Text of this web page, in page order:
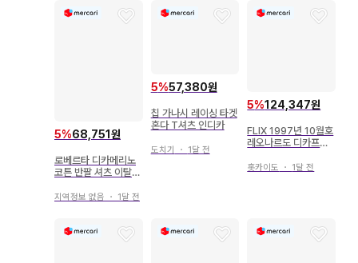
5%68,751원
로베르타 디카메리노
코튼 반팔 셔츠 이탈리
지역정보 없음 ・ 1달 전
5%57,380원
칩 가나시 레이싱 타겟
혼다 T셔츠 인디카
도치기 ・ 1달 전
5%124,347원
FLIX 1997년 10월호
레오나르도 디카프리
홋카이도 ・ 1달 전